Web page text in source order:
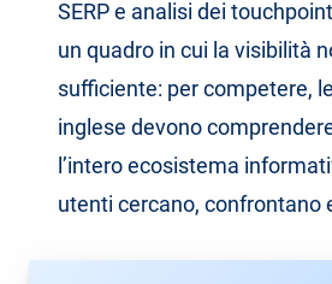
SERP e analisi dei
un quadro in cui la visibilità
sufficiente: per competere,
inglese devono
l’intero ecosistema
utenti cercano, confrontano